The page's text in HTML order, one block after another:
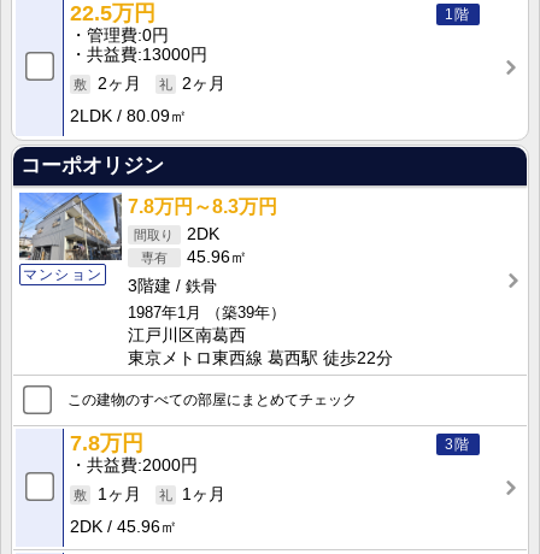
1階
22.5万円
管理費 0円
共益費 13000円
2ヶ月
2ヶ月
2LDK
80.09㎡
コーポオリジン
マンション
7.8万円～8.3万円
2DK
45.96㎡
3階建
鉄骨
1987年1月
（築39年）
江戸川区南葛西
東京メトロ東西線 葛西駅 徒歩22分
この建物のすべての部屋にまとめてチェック
3階
7.8万円
共益費 2000円
1ヶ月
1ヶ月
2DK
45.96㎡